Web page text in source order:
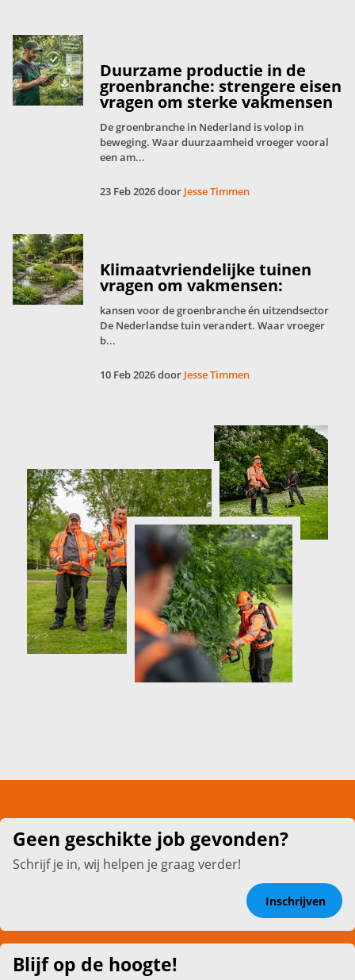
Duurzame productie in de
groenbranche: strengere eisen
vragen om sterke vakmensen
De groenbranche in Nederland is volop in
beweging. Waar duurzaamheid vroeger vooral
een am...
23 Feb 2026 door Jesse Timmen
Klimaatvriendelijke tuinen
vragen om vakmensen:
kansen voor de groenbranche én uitzendsector
De Nederlandse tuin verandert. Waar vroeger
b...
10 Feb 2026 door Jesse Timmen
Geen geschikte job gevonden?
Schrijf je in, wij helpen je graag verder!
Inschrijven
Blijf op de hoogte!